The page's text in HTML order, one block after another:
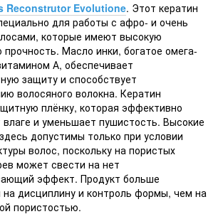
Reconstrutor Evolutione. Этот кератин
для работы с афро- и очень
которые имеют высокую
прочность. Масло инки, богатое омега-
А, обеспечивает
защиту и способствует
волосяного волокна. Кератин
плёнку, которая эффективно
влаге и уменьшает пушистость. Высокие
допустимы только при условии
волос, поскольку на пористых
может свести на нет
эффект. Продукт больше
на дисциплину и контроль формы, чем на
пористостью.